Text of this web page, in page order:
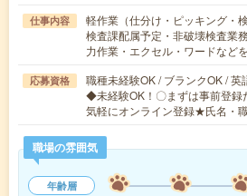
仕事内容
軽作業（仕分け・ピッキング・
検査課配属予定・非破壊検査業
力作業・エクセル・ワードなど
応募資格
職種未経験OK / ブランクOK / 英
◆未経験OK！〇まずは事前登録
気軽にオンライン登録★氏名・
職場の雰囲気
年齢層